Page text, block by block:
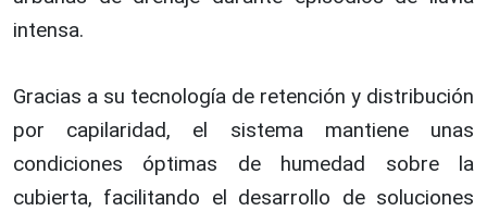
intensa.
Gracias a su tecnología de retención y distribución
por capilaridad, el sistema mantiene unas
condiciones óptimas de humedad sobre la
cubierta, facilitando el desarrollo de soluciones